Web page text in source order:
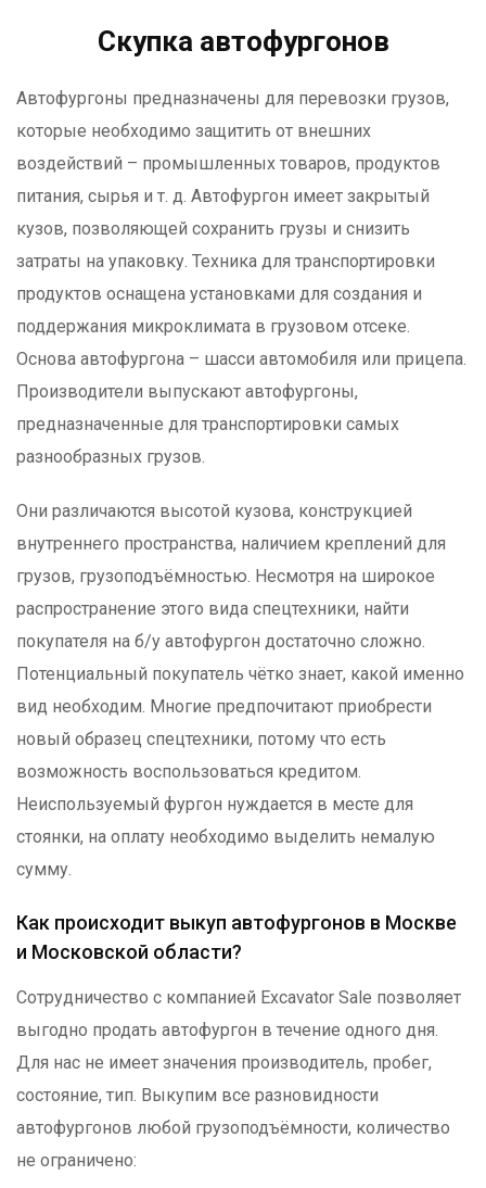
Скупка автофургонов
Автофургоны предназначены для перевозки грузов,
которые необходимо защитить от внешних
воздействий – промышленных товаров, продуктов
питания, сырья и т. д. Автофургон имеет закрытый
кузов, позволяющей сохранить грузы и снизить
затраты на упаковку. Техника для транспортировки
продуктов оснащена установками для создания и
поддержания микроклимата в грузовом отсеке.
Основа автофургона – шасси автомобиля или прицепа.
Производители выпускают автофургоны,
предназначенные для транспортировки самых
разнообразных грузов.
Они различаются высотой кузова, конструкцией
внутреннего пространства, наличием креплений для
грузов, грузоподъёмностью. Несмотря на широкое
распространение этого вида спецтехники, найти
покупателя на б/у автофургон достаточно сложно.
Потенциальный покупатель чётко знает, какой именно
вид необходим. Многие предпочитают приобрести
новый образец спецтехники, потому что есть
возможность воспользоваться кредитом.
Неиспользуемый фургон нуждается в месте для
стоянки, на оплату необходимо выделить немалую
сумму.
Как происходит выкуп автофургонов в Москве
и Московской области?
Сотрудничество с компанией Excavator Sale позволяет
выгодно продать автофургон в течение одного дня.
Для нас не имеет значения производитель, пробег,
состояние, тип. Выкупим все разновидности
автофургонов любой грузоподъёмности, количество
не ограничено: